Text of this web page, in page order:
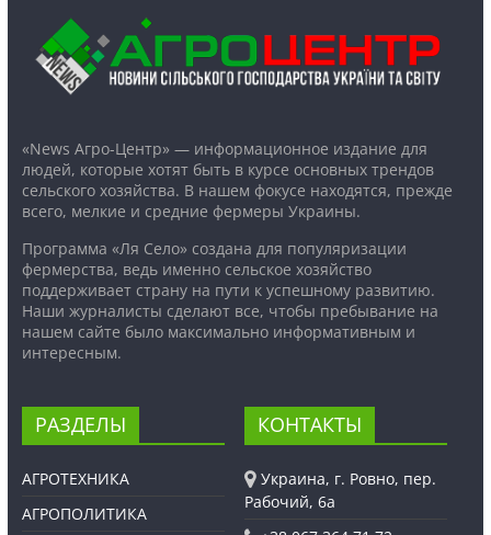
«News Агро-Центр» — информационное издание для
людей, которые хотят быть в курсе основных трендов
сельского хозяйства. В нашем фокусе находятся, прежде
всего, мелкие и средние фермеры Украины.
Программа «Ля Село» создана для популяризации
фермерства, ведь именно сельское хозяйство
поддерживает страну на пути к успешному развитию.
Наши журналисты сделают все, чтобы пребывание на
нашем сайте было максимально информативным и
интересным.
РАЗДЕЛЫ
АГРОТЕХНИКА
АГРОПОЛИТИКА
КОНТАКТЫ
Украина, г. Ровно, пер.
Рабочий, 6а